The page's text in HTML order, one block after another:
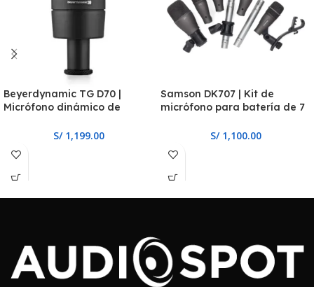
Beyerdynamic TG D70 |
Micrófono dinámico de
S/1,199.00
Samson DK707 | Kit de
micrófono para batería de 7
S/1,100.00